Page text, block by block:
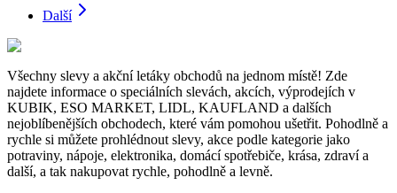
Další
Všechny slevy a akční letáky obchodů na jednom místě! Zde
najdete informace o speciálních slevách, akcích, výprodejích v
KUBIK, ESO MARKET, LIDL, KAUFLAND a dalších
nejoblíbenějších obchodech, které vám pomohou ušetřit. Pohodlně a
rychle si můžete prohlédnout slevy, akce podle kategorie jako
potraviny, nápoje, elektronika, domácí spotřebiče, krása, zdraví a
další, a tak nakupovat rychle, pohodlně a levně.